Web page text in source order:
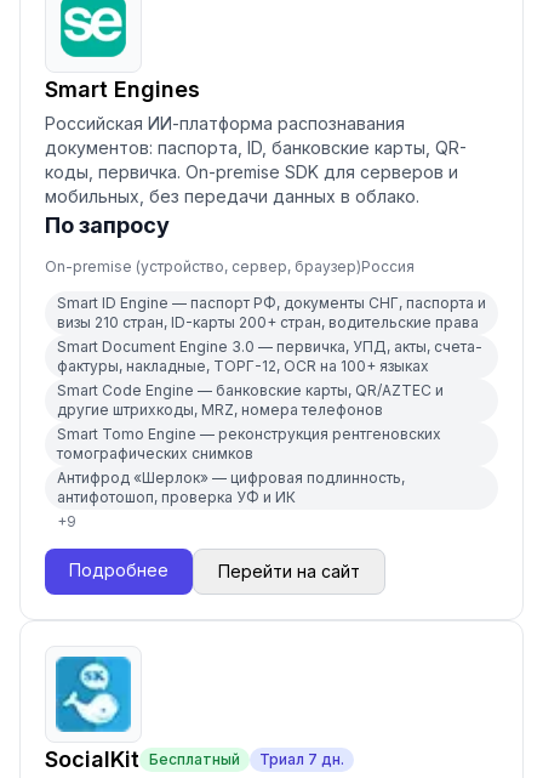
Smart Engines
Российская ИИ-платформа распознавания
документов: паспорта, ID, банковские карты, QR-
коды, первичка. On-premise SDK для серверов и
мобильных, без передачи данных в облако.
По запросу
On-premise (устройство, сервер, браузер)Россия
Smart ID Engine — паспорт РФ, документы СНГ, паспорта и
визы 210 стран, ID-карты 200+ стран, водительские права
Smart Document Engine 3.0 — первичка, УПД, акты, счета-
фактуры, накладные, ТОРГ-12, OCR на 100+ языках
Smart Code Engine — банковские карты, QR/AZTEC и
другие штрихкоды, MRZ, номера телефонов
Smart Tomo Engine — реконструкция рентгеновских
томографических снимков
Антифрод «Шерлок» — цифровая подлинность,
антифотошоп, проверка УФ и ИК
+9
Подробнее Перейти на сайт
SocialKit Бесплатный Триал 7 дн.